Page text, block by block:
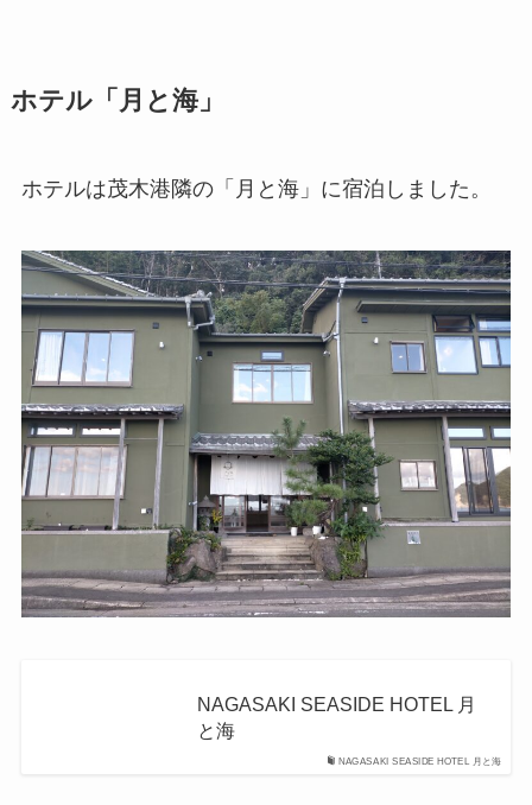
ホテル「月と海」
ホテルは茂木港隣の「月と海」に宿泊しました。
NAGASAKI SEASIDE HOTEL 月と海
NAGASAKI SEASIDE HOTEL 月
と海